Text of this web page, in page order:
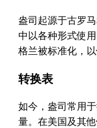
盎司起源于古罗
中以各种形式使
格兰被标准化，
转换表
如今，盎司常用
量。在美国及其